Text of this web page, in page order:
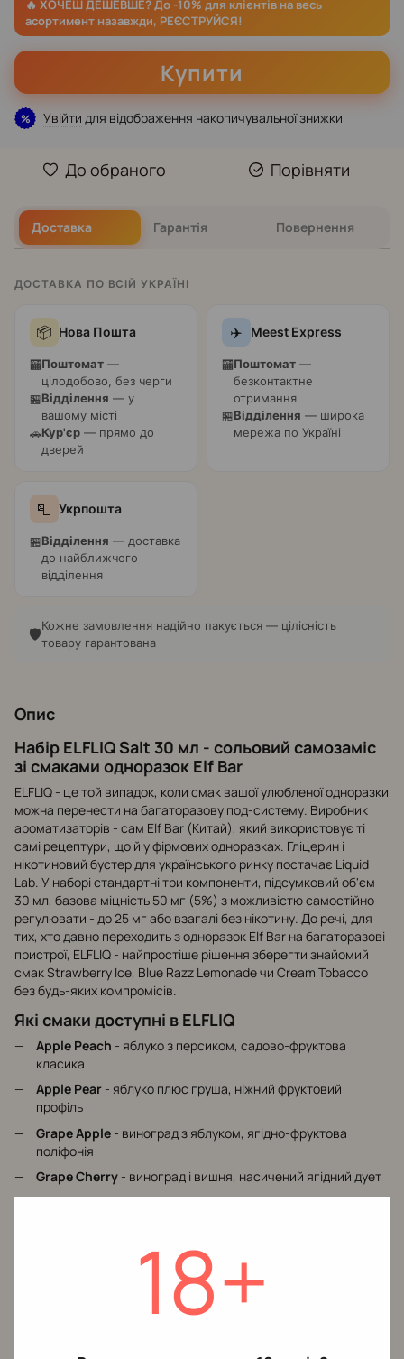
18+
Купити
% Увійти для відображення накопичувальної знижки
До обраного Порівняти
Доставка Гарантія Повернення
ДОСТАВКА ПО ВСІЙ УКРАЇНІ
📦 Нова Пошта
🏧Поштомат —
цілодобово, без черги
🏪Відділення — у
вашому місті
🚗Кур'єр — прямо до
дверей
✈️ Meest Express
🏧Поштомат —
безконтактне
отримання
🏪Відділення — широка
мережа по Україні
📮 Укрпошта
🏪Відділення — доставка
до найближчого
відділення
🛡️Кожне замовлення надійно пакується — цілісність
товару гарантована
Опис
Набір ELFLIQ Salt 30 мл - сольовий самозаміс
зі смаками одноразок Elf Bar
ELFLIQ - це той випадок, коли смак вашої улюбленої одноразки
можна перенести на багаторазову под-систему. Виробник
ароматизаторів - сам Elf Bar (Китай), який використовує ті
самі рецептури, що й у фірмових одноразках. Гліцерин і
нікотиновий бустер для українського ринку постачає Liquid
Lab. У наборі стандартні три компоненти, підсумковий об'єм
30 мл, базова міцність 50 мг (5%) з можливістю самостійно
регулювати - до 25 мг або взагалі без нікотину. До речі, для
тих, хто давно переходить з одноразок Elf Bar на багаторазові
пристрої, ELFLIQ - найпростіше рішення зберегти знайомий
смак Strawberry Ice, Blue Razz Lemonade чи Cream Tobacco
без будь-яких компромісів.
Які смаки доступні в ELFLIQ
Apple Peach - яблуко з персиком, садово-фруктова
класика
Apple Pear - яблуко плюс груша, ніжний фруктовий
профіль
Grape Apple - виноград з яблуком, ягідно-фруктова
поліфонія
Grape Cherry - виноград і вишня, насичений ягідний дует
Strawberry Kiwi- полуниця плюс ківі, тропічний літній мікс
- чистий кавун, освіжаюча соковитість
- чорниця у природному вигляді з ягідною